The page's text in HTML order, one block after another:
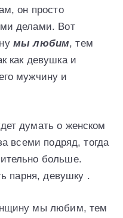
он просто
делами. Вот
мы любим, тем
как девушка и
мужчину и
думать о женском
всеми подряд, тогда
больше.
парня, девушку .
мы любим, тем